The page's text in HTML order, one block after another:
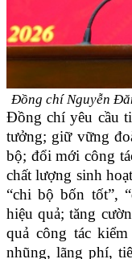
Đồng chí Nguyễn
Đồng chí yêu cầu
tưởng; giữ vững
bộ; đổi mới công
chất lượng sinh
“chi bộ bốn tốt”,
hiệu quả; tăng
quả công tác
nhũng, lãng phí,